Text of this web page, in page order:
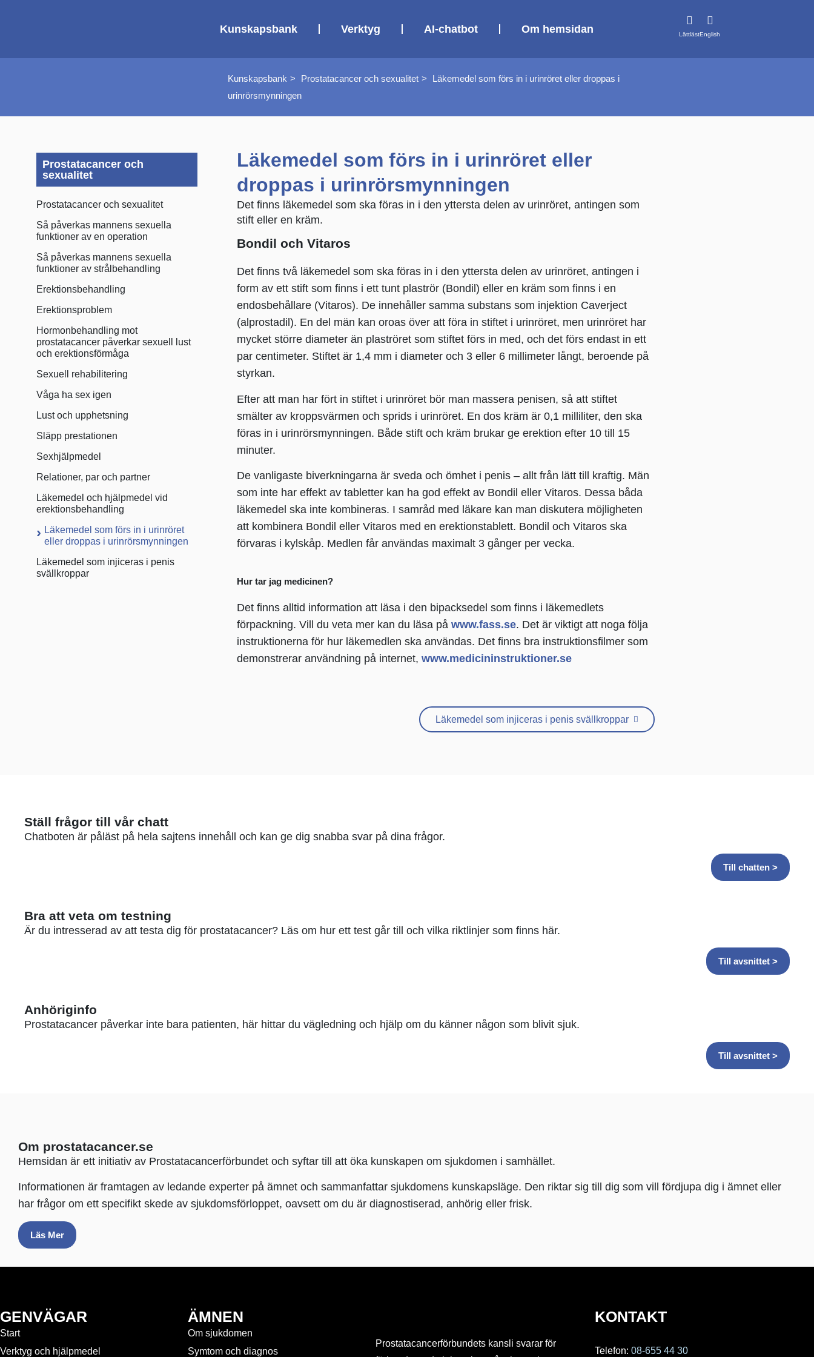
Kunskapsbank Verktyg AI-chatbot Om hemsidan LättlästEnglish
Kunskapsbank Prostatacancer och sexualitet
Läkemedel som förs in i urinröret eller droppas i
urinrörsmynningen
Prostatacancer och
sexualitet
Prostatacancer och sexualitet
Så påverkas mannens sexuella
funktioner av en operation
Så påverkas mannens sexuella
funktioner av strålbehandling
Erektionsbehandling
Erektionsproblem
Hormonbehandling mot
prostatacancer påverkar sexuell lust
och erektionsförmåga
Sexuell rehabilitering
Våga ha sex igen
Lust och upphetsning
Släpp prestationen
Sexhjälpmedel
Relationer, par och partner
Läkemedel och hjälpmedel vid
erektionsbehandling
Läkemedel som förs in i urinröret
eller droppas i urinrörsmynningen
Läkemedel som injiceras i penis
svällkroppar
Läkemedel som förs in i urinröret eller
droppas i urinrörsmynningen
Det finns läkemedel som ska föras in i den yttersta delen av urinröret, antingen som
stift eller en kräm.
Bondil och Vitaros
Det finns två läkemedel som ska föras in i den yttersta delen av urinröret, antingen i
form av ett stift som finns i ett tunt plaströr (Bondil) eller en kräm som finns i en
endosbehållare (Vitaros). De innehåller samma substans som injektion Caverject
(alprostadil). En del män kan oroas över att föra in stiftet i urinröret, men urinröret har
mycket större diameter än plaströret som stiftet förs in med, och det förs endast in ett
par centimeter. Stiftet är 1,4 mm i diameter och 3 eller 6 millimeter långt, beroende på
styrkan.
Efter att man har fört in stiftet i urinröret bör man massera penisen, så att stiftet
smälter av kroppsvärmen och sprids i urinröret. En dos kräm är 0,1 milliliter, den ska
föras in i urinrörsmynningen. Både stift och kräm brukar ge erektion efter 10 till 15
minuter.
De vanligaste biverkningarna är sveda och ömhet i penis – allt från lätt till kraftig. Män
som inte har effekt av tabletter kan ha god effekt av Bondil eller Vitaros. Dessa båda
läkemedel ska inte kombineras. I samråd med läkare kan man diskutera möjligheten
att kombinera Bondil eller Vitaros med en erektionstablett. Bondil och Vitaros ska
förvaras i kylskåp. Medlen får användas maximalt 3 gånger per vecka.
Hur tar jag medicinen?
Det finns alltid information att läsa i den bipacksedel som finns i läkemedlets
förpackning. Vill du veta mer kan du läsa på www.fass.se. Det är viktigt att noga följa
instruktionerna för hur läkemedlen ska användas. Det finns bra instruktionsfilmer som
demonstrerar användning på internet, www.medicininstruktioner.se
Läkemedel som injiceras i penis svällkroppar
Ställ frågor till vår chatt
Chatboten är påläst på hela sajtens innehåll och kan ge dig snabba svar på dina frågor.
Till chatten >
Bra att veta om testning
Är du intresserad av att testa dig för prostatacancer? Läs om hur ett test går till och vilka riktlinjer som finns här.
Till avsnittet >
Anhöriginfo
Prostatacancer påverkar inte bara patienten, här hittar du vägledning och hjälp om du känner någon som blivit sjuk.
Till avsnittet >
Om prostatacancer.se
Hemsidan är ett initiativ av Prostatacancerförbundet och syftar till att öka kunskapen om sjukdomen i samhället.
Informationen är framtagen av ledande experter på ämnet och sammanfattar sjukdomens kunskapsläge. Den riktar sig till dig som vill fördjupa dig i ämnet eller
har frågor om ett specifikt skede av sjukdomsförloppet, oavsett om du är diagnostiserad, anhörig eller frisk.
Läs Mer
GENVÄGAR
Start
Verktyg och hjälpmedel
ÄMNEN
Om sjukdomen
Symtom och diagnos
Prostatacancerförbundets kansli svarar för
KONTAKT
Telefon:08-655 44 30